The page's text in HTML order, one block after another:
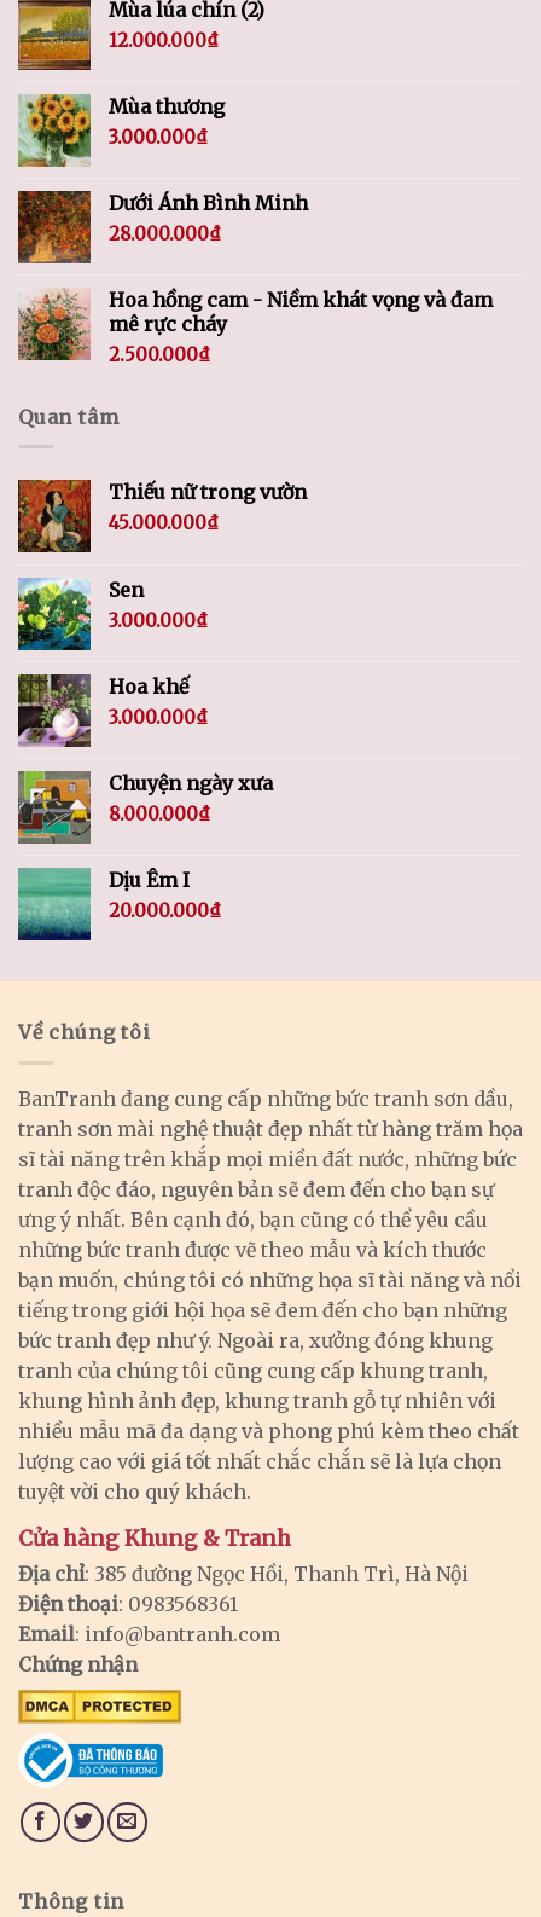
Mùa lúa chín (2)
12.000.000₫
Mùa thương
3.000.000₫
Dưới Ánh Bình Minh
28.000.000₫
Hoa hồng cam - Niềm khát vọng và đam
mê rực cháy
2.500.000₫
Quan tâm
Thiếu nữ trong vườn
45.000.000₫
Sen
3.000.000₫
Hoa khế
3.000.000₫
Chuyện ngày xưa
8.000.000₫
Dịu Êm I
20.000.000₫
Về chúng tôi
BanTranh đang cung cấp những bức tranh sơn dầu,
tranh sơn mài nghệ thuật đẹp nhất từ hàng trăm họa
sĩ tài năng trên khắp mọi miền đất nước, những bức
tranh độc đáo, nguyên bản sẽ đem đến cho bạn sự
ưng ý nhất. Bên cạnh đó, bạn cũng có thể yêu cầu
những bức tranh được vẽ theo mẫu và kích thước
bạn muốn, chúng tôi có những họa sĩ tài năng và nổi
tiếng trong giới hội họa sẽ đem đến cho bạn những
bức tranh đẹp như ý. Ngoài ra, xưởng đóng khung
tranh của chúng tôi cũng cung cấp khung tranh,
khung hình ảnh đẹp, khung tranh gỗ tự nhiên với
nhiều mẫu mã đa dạng và phong phú kèm theo chất
lượng cao với giá tốt nhất chắc chắn sẽ là lựa chọn
tuyệt vời cho quý khách.
Cửa hàng Khung & Tranh
Địa chỉ: 385 đường Ngọc Hồi, Thanh Trì, Hà Nội
Điện thoại: 0983568361
Email: info@bantranh.com
Chứng nhận
Thông tin